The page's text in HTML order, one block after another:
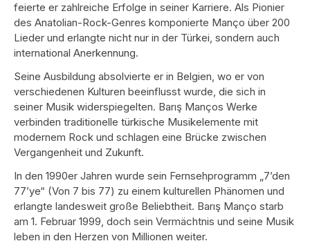
feierte er zahlreiche Erfolge in seiner Karriere. Als Pionier
des Anatolian-Rock-Genres komponierte Manço über 200
Lieder und erlangte nicht nur in der Türkei, sondern auch
international Anerkennung.
Seine Ausbildung absolvierte er in Belgien, wo er von
verschiedenen Kulturen beeinflusst wurde, die sich in
seiner Musik widerspiegelten. Barış Manços Werke
verbinden traditionelle türkische Musikelemente mit
modernem Rock und schlagen eine Brücke zwischen
Vergangenheit und Zukunft.
In den 1990er Jahren wurde sein Fernsehprogramm „7’den
77’ye“ (Von 7 bis 77) zu einem kulturellen Phänomen und
erlangte landesweit große Beliebtheit. Barış Manço starb
am 1. Februar 1999, doch sein Vermächtnis und seine Musik
leben in den Herzen von Millionen weiter.